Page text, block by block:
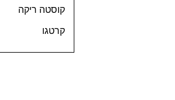
קוסטה ריקה
קרטגו